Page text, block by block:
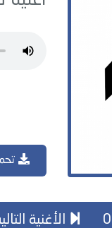
الأغنية